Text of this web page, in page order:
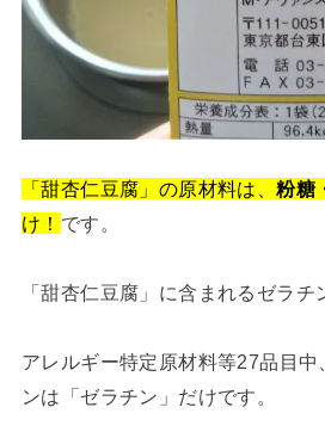
「甜杏仁豆腐」の原材料は、粉糖
け！ です。
「甜杏仁豆腐」に含まれるゼラチ
アレルギー特定原材料等27品目
ンは「ゼラチン」だけです。